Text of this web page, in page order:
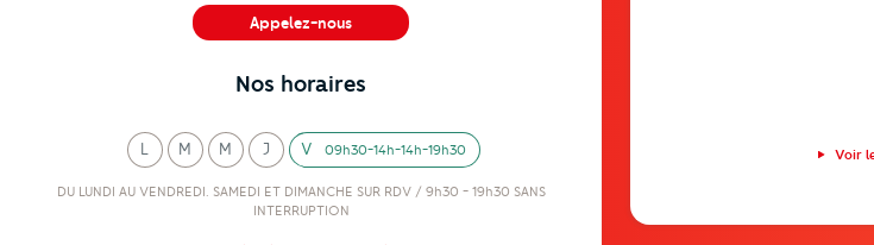
Appelez-nous
01 42 29 26 26
Nos horaires
L
undi
M
ardi
M
ercredi
J
eudi
V
endredi
09h30-14h-14h-19h30
DU LUNDI AU VENDREDI. SAMEDI ET DIMANCHE SUR RDV / 9h30 - 19h30 SANS
INTERRUPTION
Voir